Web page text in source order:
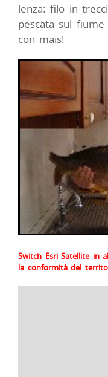
lenza: filo in
pescata sul
con mais!
Switch Esri Satellite in
la conformità del